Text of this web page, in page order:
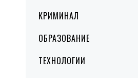
КРИМИНАЛ
ОБРАЗОВАНИЕ
ТЕХНОЛОГИИ